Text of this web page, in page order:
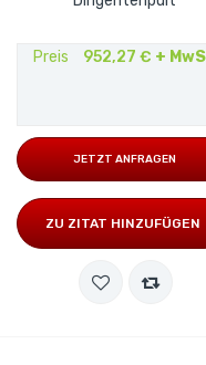
Preis 952,27 € +
JETZT ANFRAGEN
ZU ZITAT HINZUFÜGEN